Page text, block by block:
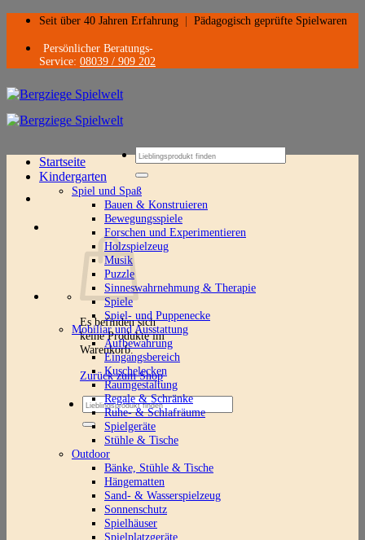
Zum
springen
Seit über 40 Jahren Erfahrung Pädagogisch geprüfte Spielwaren
Persönlicher Beratungs-
Service: 08039 / 909 202
Suchen
nach:
Es befinden sich
keine Produkte im
Warenkorb.
Zurück zum Shop
Suchen
nach:
Startseite
Kindergarten
Spiel und Spaß
Bauen & Konstruieren
Bewegungsspiele
Forschen und Experimentieren
Holzspielzeug
Musik
Puzzle
Sinneswahrnehmung & Therapie
Spiele
Spiel- und Puppenecke
Mobiliar und Ausstattung
Aufbewahrung
Eingangsbereich
Kuschelecken
Raumgestaltung
Regale & Schränke
Ruhe- & Schlafräume
Spielgeräte
Stühle & Tische
Outdoor
Bänke, Stühle & Tische
Hängematten
Sand- & Wasserspielzeug
Sonnenschutz
Spielhäuser
Spielplatzgeräte